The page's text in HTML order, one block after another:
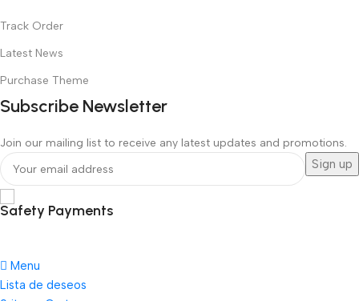
Track Order
Latest News
Purchase Theme
Subscribe Newsletter
Join our mailing list to receive any latest updates and promotions.
Safety Payments
Menu
Lista de deseos